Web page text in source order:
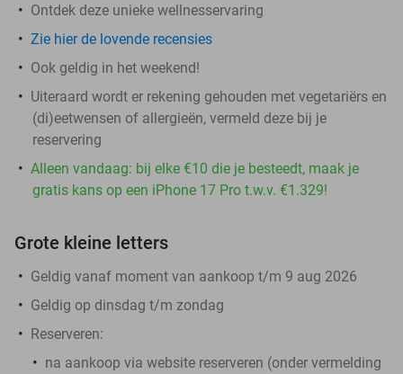
Ontdek deze unieke wellnesservaring
Zie hier de lovende recensies
Ook geldig in het weekend!
Uiteraard wordt er rekening gehouden met vegetariërs en
(di)eetwensen of allergieën, vermeld deze bij je
reservering
Alleen vandaag: bij elke €10 die je besteedt, maak je
gratis kans op een iPhone 17 Pro t.w.v. €1.329!
Grote kleine letters
Geldig vanaf moment van aankoop t/m 9 aug 2026
Geldig op dinsdag t/m zondag
Reserveren:
na aankoop via website reserveren (onder vermelding